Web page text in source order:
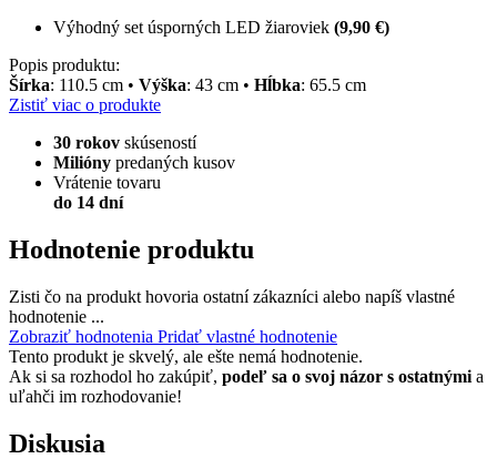
Výhodný set úsporných LED žiaroviek (9,90 €)
Popis produktu:
Šírka: 110.5 cm • Výška: 43 cm • Hĺbka: 65.5 cm
Zistiť viac o produkte
30 rokov skúseností
Milióny predaných kusov
Vrátenie tovaru
do 14 dní
Hodnotenie produktu
Zisti čo na produkt hovoria ostatní zákazníci alebo napíš vlastné
hodnotenie ...
Zobraziť hodnotenia Pridať vlastné hodnotenie
Tento produkt je skvelý, ale ešte nemá hodnotenie.
Ak si sa rozhodol ho zakúpiť, podeľ sa o svoj názor s ostatnými a
uľahči im rozhodovanie!
Diskusia